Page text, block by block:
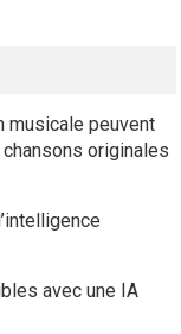
musicale peuvent
originales
avec une IA